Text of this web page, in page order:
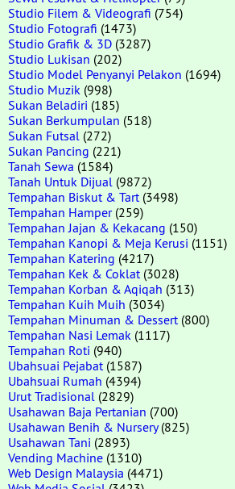
Studio Filem & Videografi (754)
Studio Fotografi (1473)
Studio Grafik & 3D (3287)
Studio Lukisan (202)
Studio Model Penyanyi Pelakon (1694)
Studio Muzik (998)
Sukan Beladiri (185)
Sukan Berkumpulan (518)
Sukan Futsal (272)
Sukan Pancing (221)
Tanah Sewa (1584)
Tanah Untuk Dijual (9872)
Tempahan Biskut & Tart (3498)
Tempahan Hamper(259)
Tempahan Jajan & Kekacang (150)
Tempahan Kanopi & Meja Kerusi (1151)
Tempahan Katering (4217)
Tempahan Kek & Coklat (3028)
Tempahan Korban & Aqiqah (313)
Tempahan Kuih Muih (3034)
Tempahan Minuman & Dessert (800)
Tempahan Nasi Lemak (1117)
Tempahan Roti (940)
Ubahsuai Pejabat (1587)
Ubahsuai Rumah (4394)
Urut Tradisional (2829)
Usahawan Baja Pertanian (700)
Usahawan Benih & Nursery(825)
Usahawan Tani (2893)
Vending Machine (1310)
Web Design Malaysia (4471)